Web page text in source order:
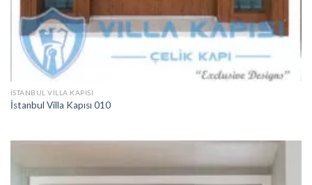
İSTANBUL VILLA KAPISI
İstanbul Villa Kapısı 010